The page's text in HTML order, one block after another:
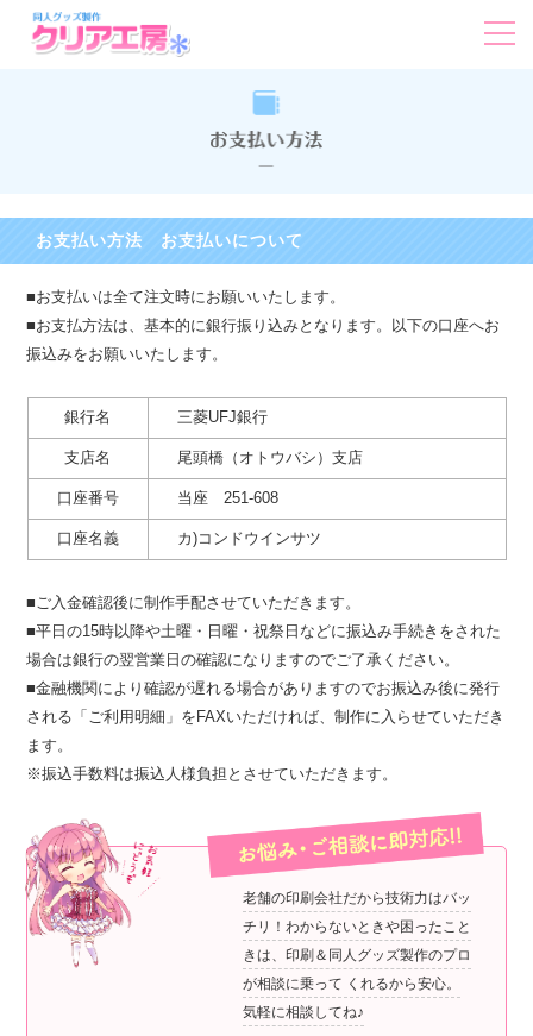
お支払い方法 お支払いについて
■お支払いは全て注文時にお願いいたします。
■お支払方法は、基本的に銀行振り込みとなります。以下の口座へお
振込みをお願いいたします。
銀行名 三菱UFJ銀行
支店名 尾頭橋（オトウバシ）支店
口座番号 当座 251-608
口座名義 カ)コンドウインサツ
■ご入金確認後に制作手配させていただきます。
■平日の15時以降や土曜・日曜・祝祭日などに振込み手続きをされた
場合は銀行の翌営業日の確認になりますのでご了承ください。
■金融機関により確認が遅れる場合がありますのでお振込み後に発行
される「ご利用明細」をFAXいただければ、制作に入らせていただき
ます。
※振込手数料は振込人様負担とさせていただきます。
老舗の印刷会社だから技術力はバッ
チリ！ わからないときや困ったこと
きは、印刷＆同人グッズ製作のプロ
が相談に乗って くれるから安心。
気軽に相談してね♪